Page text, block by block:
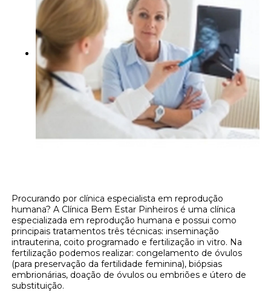
Procurando por clínica especialista em reprodução
humana? A Clínica Bem Estar Pinheiros é uma clínica
especializada em reprodução humana e possui como
principais tratamentos três técnicas: inseminação
intrauterina, coito programado e fertilização in vitro. Na
fertilização podemos realizar: congelamento de óvulos
(para preservação da fertilidade feminina), biópsias
embrionárias, doação de óvulos ou embriões e útero de
substituição.